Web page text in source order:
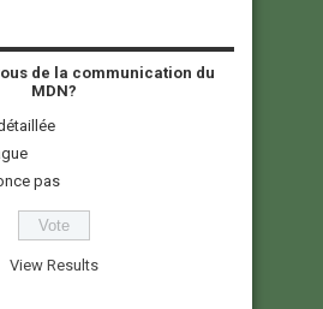
de la communication du
MDN?
pas
View Results